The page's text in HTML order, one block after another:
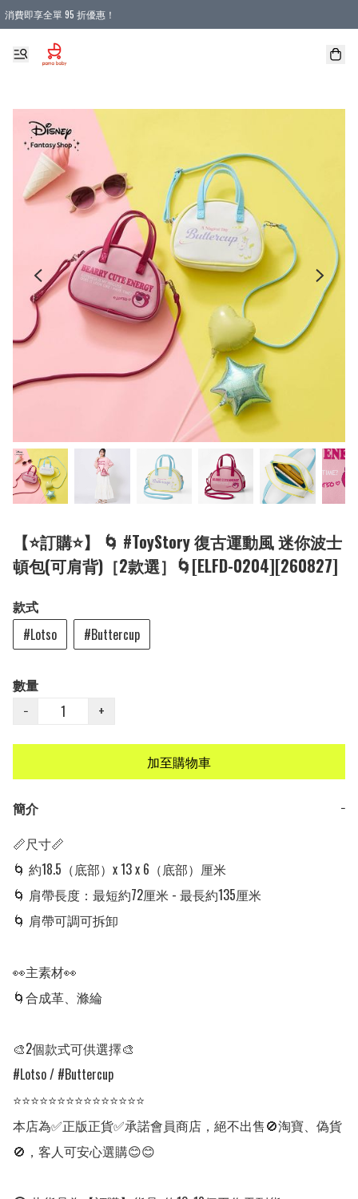
消費即享全單 95 折優惠！
購物滿 HKD 900.00即享免運費優惠！（適用於 本地送貨、本地取貨 )
【⭐訂購⭐】 🌀 #ToyStory 復古運動風 迷你波士
頓包(可肩背)［2款選］🌀[ELFD-0204][260827]
款式
#Lotso
#Buttercup
數量
−
+
加至購物車
簡介
−
📏尺寸📏
🌀 約18.5（底部）x 13 x 6（底部）厘米
🌀 肩帶長度：最短約72厘米 - 最長約135厘米
🌀 肩帶可調可拆卸
👀主素材👀
🌀合成革、滌綸
🎨2個款式可供選擇🎨
#Lotso / #Buttercup
⭐⭐⭐⭐⭐⭐⭐⭐⭐⭐⭐⭐⭐⭐⭐
本店為✅正版正貨✅承諾會員商店，絕不出售🚫淘寶、偽貨
🚫，客人可安心選購😊😊